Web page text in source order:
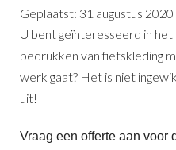
Geplaatst: 31 augustus 2020
U bent geïnteresseerd in
bedrukken van fietskleding
werk gaat? Het is niet
uit!
Vraag een offerte aan voor